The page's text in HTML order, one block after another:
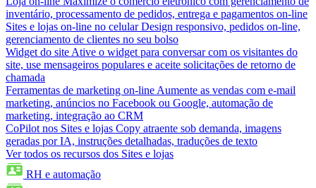
inventário, processamento de pedidos, entrega e pagamentos on-line
Sites e lojas on-line no celular Design responsivo, pedidos on-line,
gerenciamento de clientes no seu bolso
Widget do site Ative o widget para conversar com os visitantes do
site, use mensageiros populares e aceite solicitações de retorno de
chamada
Ferramentas de marketing on-line Aumente as vendas com e-mail
marketing, anúncios no Facebook ou Google, automação de
marketing, integração ao CRM
CoPilot nos Sites e lojas Copy atraente sob demanda, imagens
geradas por IA, instruções detalhadas, traduções de texto
Ver todos os recursos dos Sites e lojas
RH e automação